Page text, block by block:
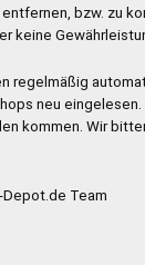
bzw. zu
keine
regelmäßig
neu
kommen. Wir
Team